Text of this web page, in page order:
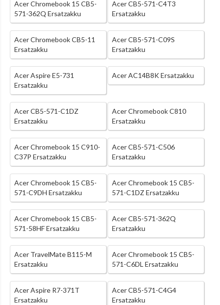
Acer Chromebook 15 CB5-
571-362Q Ersatzakku
Acer CB5-571-C4T3
Ersatzakku
Acer Chromebook CB5-11
Ersatzakku
Acer CB5-571-C09S
Ersatzakku
Acer Aspire E5-731
Ersatzakku
Acer AC14B8K Ersatzakku
Acer CB5-571-C1DZ
Ersatzakku
Acer Chromebook C810
Ersatzakku
Acer Chromebook 15 C910-
C37P Ersatzakku
Acer CB5-571-C506
Ersatzakku
Acer Chromebook 15 CB5-
571-C9DH Ersatzakku
Acer Chromebook 15 CB5-
571-C1DZ Ersatzakku
Acer Chromebook 15 CB5-
571-58HF Ersatzakku
Acer CB5-571-362Q
Ersatzakku
Acer TravelMate B115-M
Ersatzakku
Acer Chromebook 15 CB5-
571-C6DL Ersatzakku
Acer Aspire R7-371T
Ersatzakku
Acer CB5-571-C4G4
Ersatzakku